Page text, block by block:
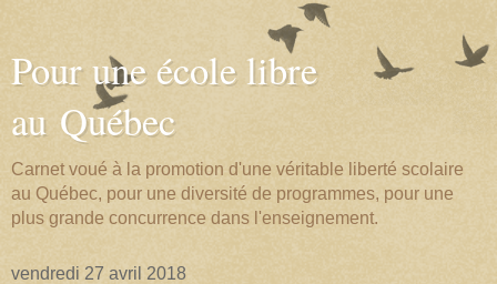
Pour une école libre
au Québec
Carnet voué à la promotion d'une véritable liberté scolaire
au Québec, pour une diversité de programmes, pour une
plus grande concurrence dans l'enseignement.
vendredi 27 avril 2018